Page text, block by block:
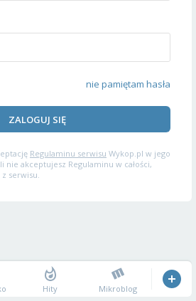
nie pamiętam hasła
ZALOGUJ SIĘ
Regulaminu serwisu Wykop.pl w jego
nie akceptujesz Regulaminu w całości,
serwisu.
Hity Mikroblog